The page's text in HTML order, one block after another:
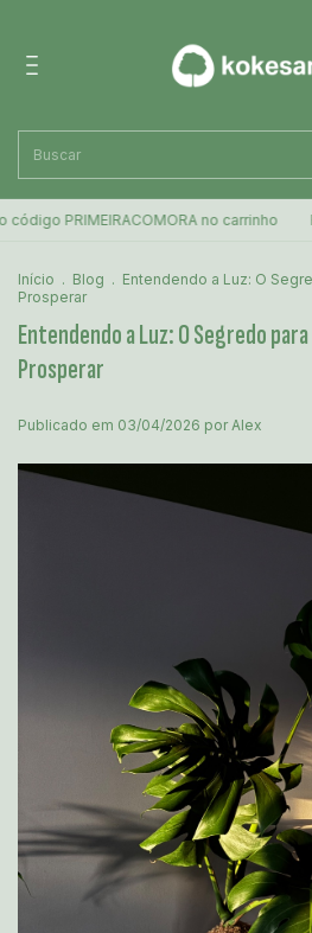
no carrinho
Início . Blog . Entendendo a Luz: O
Prosperar
Entendendo a Luz: O Segredo
Prosperar
Publicado em 03/04/2026 por Alex